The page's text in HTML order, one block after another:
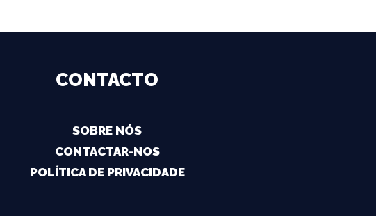
CONTACTO
SOBRE NÓS
CONTACTAR-NOS
POLÍTICA DE PRIVACIDADE